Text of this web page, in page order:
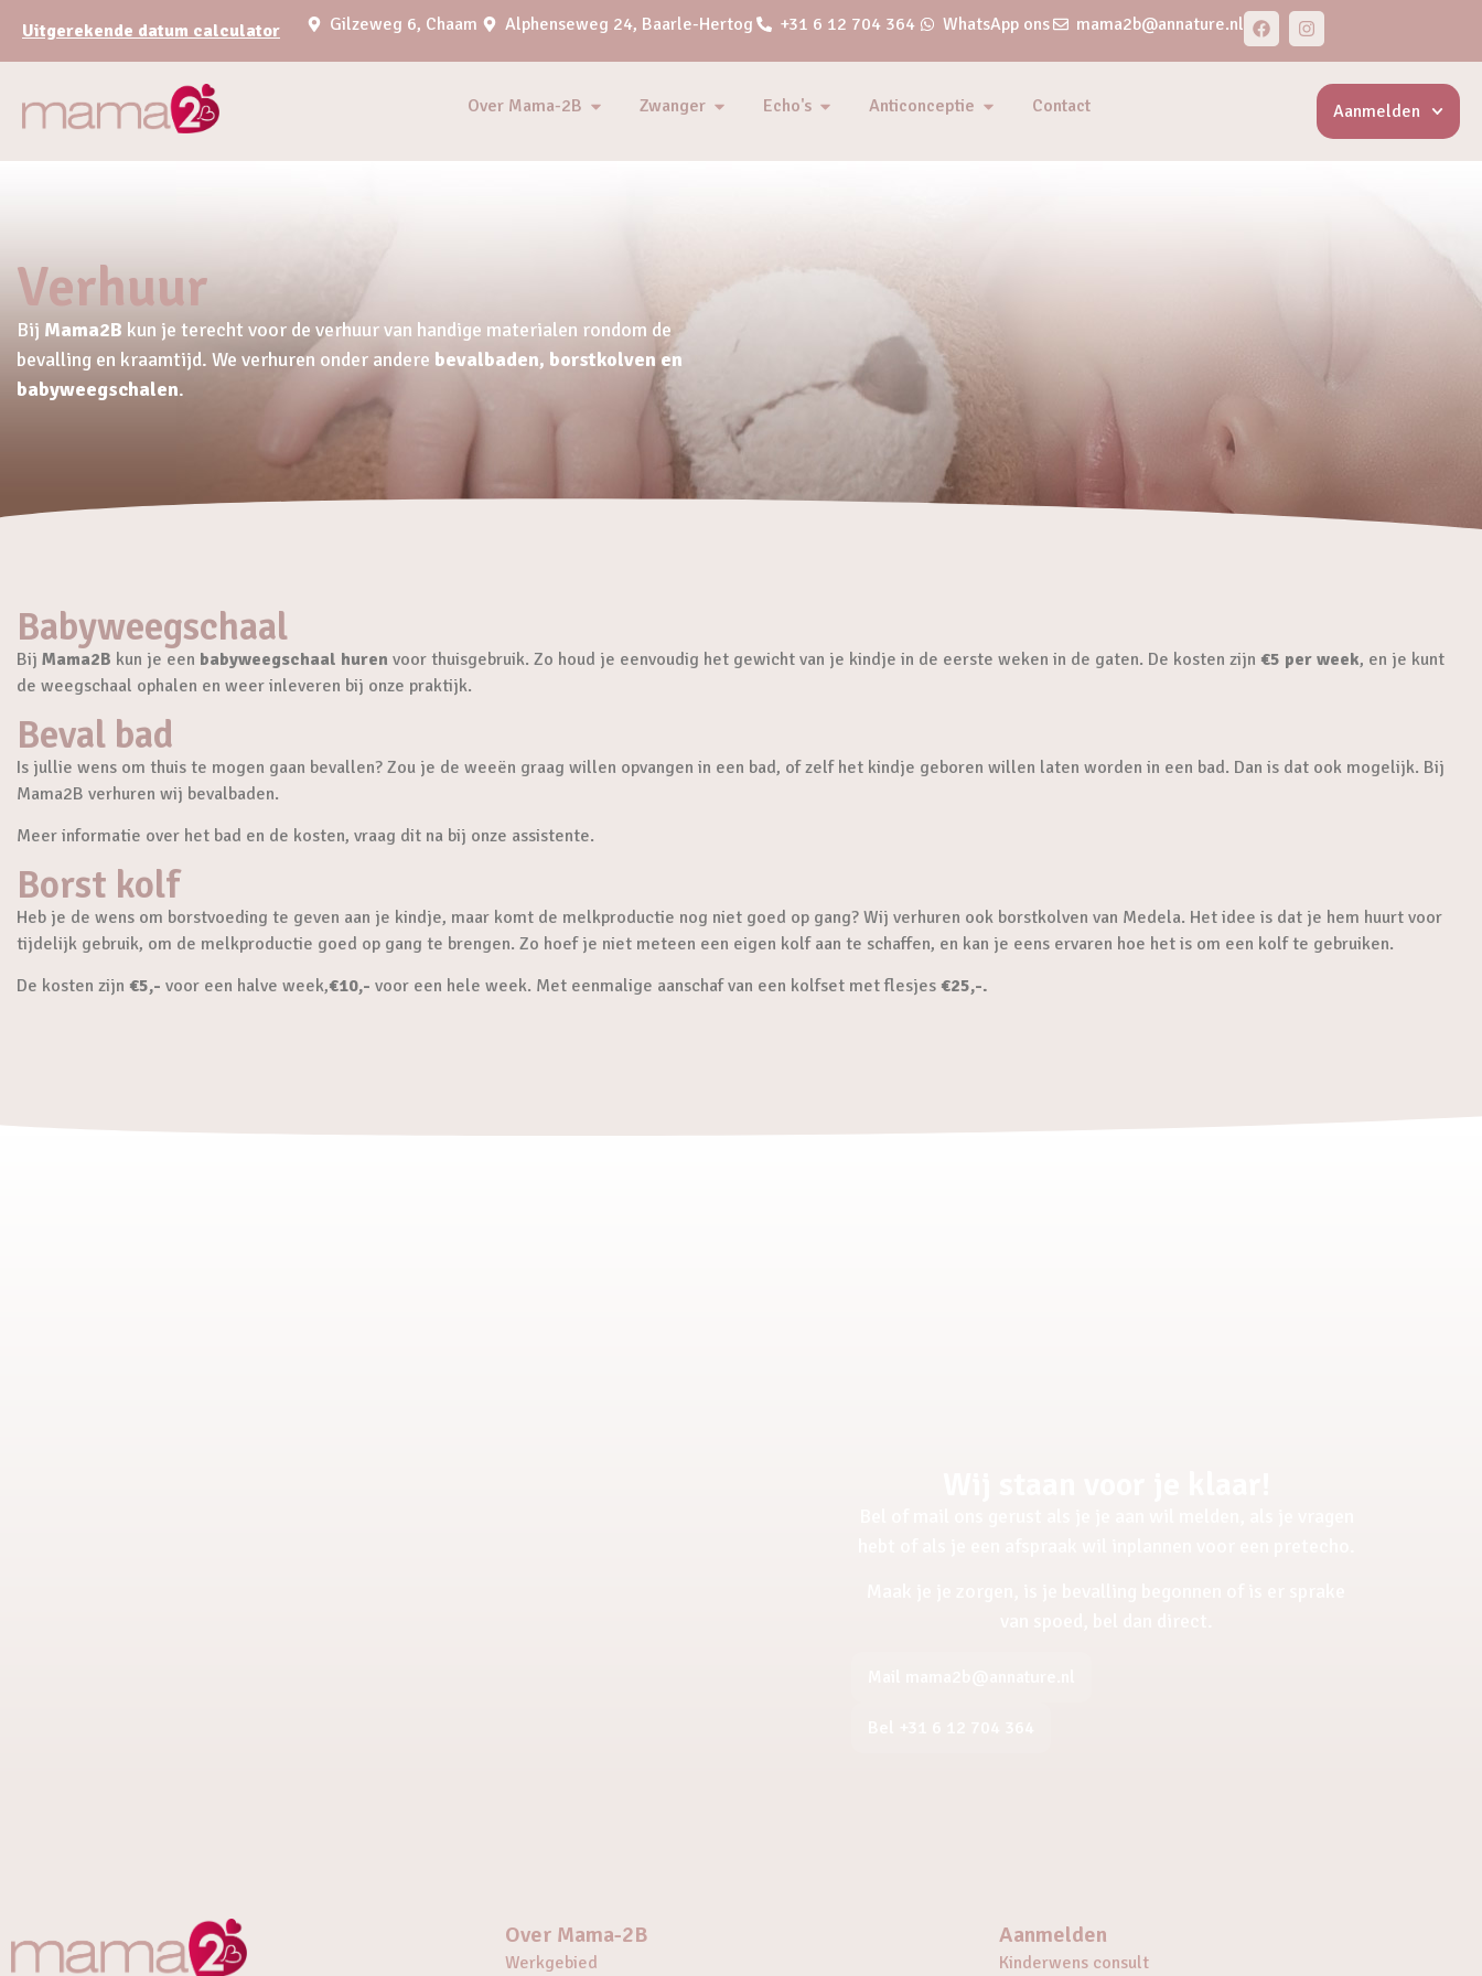
Uitgerekende datum calculator Gilzeweg 6, Chaam Alphenseweg 24, Baarle-Hertog +31 6 12 704 364 WhatsApp ons mama2b@annature.nl
Over Mama-2B Zwanger Echo's Anticonceptie Contact Aanmelden
Verhuur
Bij Mama2B kun je terecht voor de verhuur van handige materialen rondom de
bevalling en kraamtijd. We verhuren onder andere bevalbaden, borstkolven en
babyweegschalen.
Babyweegschaal
Bij Mama2B kun je een babyweegschaal huren voor thuisgebruik. Zo houd je eenvoudig het gewicht van je kindje in de eerste weken in de gaten. De kosten zijn €5 per week, en je kunt
de weegschaal ophalen en weer inleveren bij onze praktijk.
Beval bad
Is jullie wens om thuis te mogen gaan bevallen? Zou je de weeën graag willen opvangen in een bad, of zelf het kindje geboren willen laten worden in een bad. Dan is dat ook mogelijk. Bij
Mama2B verhuren wij bevalbaden.
Meer informatie over het bad en de kosten, vraag dit na bij onze assistente.
Borst kolf
Heb je de wens om borstvoeding te geven aan je kindje, maar komt de melkproductie nog niet goed op gang? Wij verhuren ook borstkolven van Medela. Het idee is dat je hem huurt voor
tijdelijk gebruik, om de melkproductie goed op gang te brengen. Zo hoef je niet meteen een eigen kolf aan te schaffen, en kan je eens ervaren hoe het is om een kolf te gebruiken.
De kosten zijn €5,- voor een halve week,€10,- voor een hele week. Met eenmalige aanschaf van een kolfset met flesjes €25,-.
Over Mama-2B
Werkgebied
Aanmelden
Kinderwens consult